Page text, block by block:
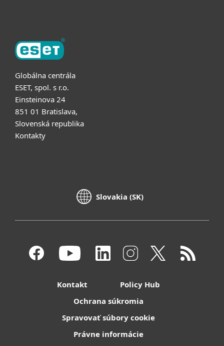
Globálna centrála
ESET, spol. s r.o.
Einsteinova 24
851 01 Bratislava,
Slovenská republika
Kontakty
Slovakia (SK)
Kontakt
Policy Hub
Ochrana súkromia
Spravovať súbory cookie
Právne informácie